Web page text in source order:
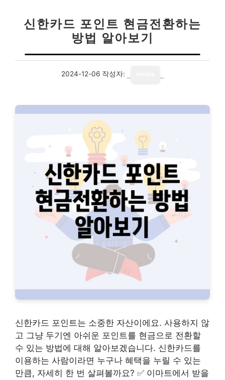
신한카드 포인트 현금전환하는
방법 알아보기
2024-12-06 작성자:
신한카드 포인트는 소중한 자산이에요. 사용하지 않
고 그냥 두기엔 아쉬운 포인트를 현금으로 전환할
수 있는 방법에 대해 알아보겠습니다. 신한카드를
이용하는 사람이라면 누구나 혜택을 누릴 수 있는
만큼, 자세히 한 번 살펴볼까요? ✅ 이마트에서 받을